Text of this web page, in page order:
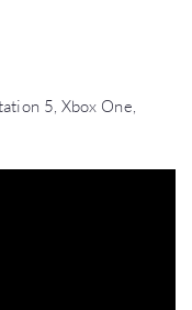
5, Xbox One,